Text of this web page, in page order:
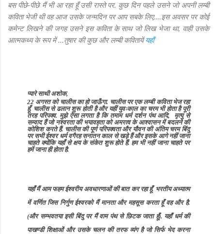
बस पीछे-पीछे मैं भी आ रहा हूँ उसी रास्ते पर. कुछ दिन पहले उसने जो अपनी लम्बी
कविता भेजी थी वह आज उसके जन्मदिन पर आप सबके लिए....इस अवसर पर कोई
कमेन्ट लिखने की जगह उसने इस कविता के साथ जो लिख भेजा था, वाही उसके
आत्मकथ्य के रूप में ...तुषार की कुछ और लम्बी कवितायेंयहाँ
प्यारे साथी अशोक,
22 अगस्त को चालीस का हो जाऊँगा. चालीस पर एक लम्बी कविता भेज रहा
हूँ. चालीस से ढलान शुरू होती है और यहीं युवःकाल का चरम भी होता है पूरी
तरह परिपक्व. मुझे ऐसा लगता है कि तमाम धर्म दर्शन पंथ आदि, मृत्यु से
सम्वाद हैं जो नश्वरता की भयावहता को अमरत्व के आश्वासन में बदलने की
कोशिश करते हैं. चालीस की पूर्ण परिपक्वता और यौवन की अंतिम चरम बिंदु
पर सभी ईश्वर धर्म वगैरह सनातन काल से खड़े हैं और इसके आगे नहीं जाना
चाहते क्योंकि यहाँ से क्षय के संकेत शुरू होते हैं. हम भी नहीं जाना चाहते पर
हमें जाना ही होता है.
यहाँ मैं आम फहम ईश्वरीय अवधारणाओं की बात कर रहा हूँ. भरतीय अध्यात्म
में वर्णित जिस निर्गुण ईश्वरको मैं मानता और महसूस करता हूँ वह और है.
(और सम्भवतया इसी बिंदु पर मैं वाम पंथ से छिटक जाता हूँ). यहाँ धर्म की
पाखण्डी शिक्षाओं और उसके चलन की तरफ व्यंग है जो सिर्फ भेद करना